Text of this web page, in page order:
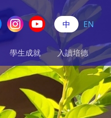
學生成就 入讀培德
中 EN